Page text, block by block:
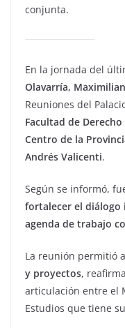
conjunta.
En la jornada del
Olavarría,
Reuniones del
Facultad de
Centro de la
Andrés Valicenti.
Según se informó,
fortalecer el
agenda de trabajo
La reunión permitió
y proyectos,
articulación entre el
Estudios que tiene